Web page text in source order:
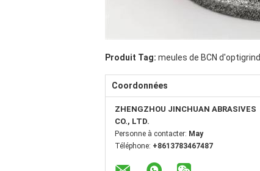
Produit Tag: meules de BCN d'optigrind
Coordonnées
ZHENGZHOU JINCHUAN ABRASIVES
CO., LTD.
Personne à contacter: May
Téléphone: +8613783467487